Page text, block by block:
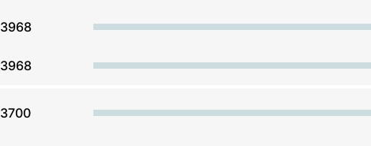
3968
3968
3700